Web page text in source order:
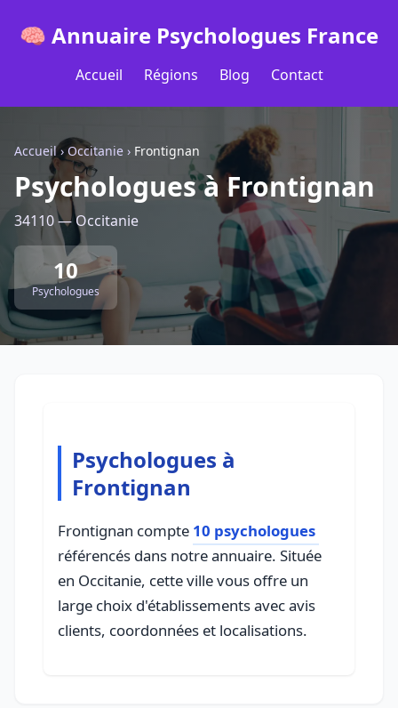
🧠 Annuaire Psychologues France
Accueil Régions Blog Contact
Accueil› Occitanie › Frontignan
Psychologues à Frontignan
34110 — Occitanie
10
Psychologues
Psychologues à
Frontignan
Frontignan compte 10 psychologues
référencés dans notre annuaire. Située
en Occitanie, cette ville vous offre un
large choix d'établissements avec avis
clients, coordonnées et localisations.